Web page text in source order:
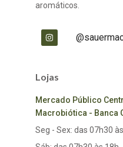
aromáticos.
Lojas
Mercado Público
Macrobiótica - Banca
Seg - Sex: das 07h30